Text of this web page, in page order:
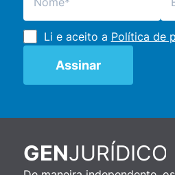
Li e aceito a Política de
GENJURÍDICO